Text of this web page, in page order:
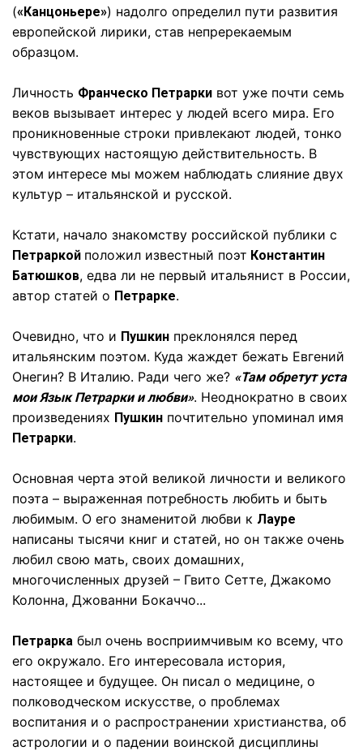
(«Канцоньере») надолго определил пути развития
европейской лирики, став непререкаемым
образцом.
Личность Франческо Петрарки вот уже почти семь
веков вызывает интерес у людей всего мира. Его
проникновенные строки привлекают людей, тонко
чувствующих настоящую действительность. В
этом интересе мы можем наблюдать слияние двух
культур – итальянской и русской.
Кстати, начало знакомству российской публики с
Петраркой положил известный поэт Константин
Батюшков, едва ли не первый итальянист в России,
автор статей о Петрарке.
Очевидно, что и Пушкин преклонялся перед
итальянским поэтом. Куда жаждет бежать Евгений
Онегин? В Италию. Ради чего же? «Там обретут уста
мои Язык Петрарки и любви». Неоднократно в своих
произведениях Пушкин почтительно упоминал имя
Петрарки.
Основная черта этой великой личности и великого
поэта – выраженная потребность любить и быть
любимым. О его знаменитой любви к Лауре
написаны тысячи книг и статей, но он также очень
любил свою мать, своих домашних,
многочисленных друзей – Гвито Сетте, Джакомо
Колонна, Джованни Бокаччо...
Петрарка был очень восприимчивым ко всему, что
его окружало. Его интересовала история,
настоящее и будущее. Он писал о медицине, о
полководческом искусстве, о проблемах
воспитания и о распространении христианства, об
астрологии и о падении воинской дисциплины